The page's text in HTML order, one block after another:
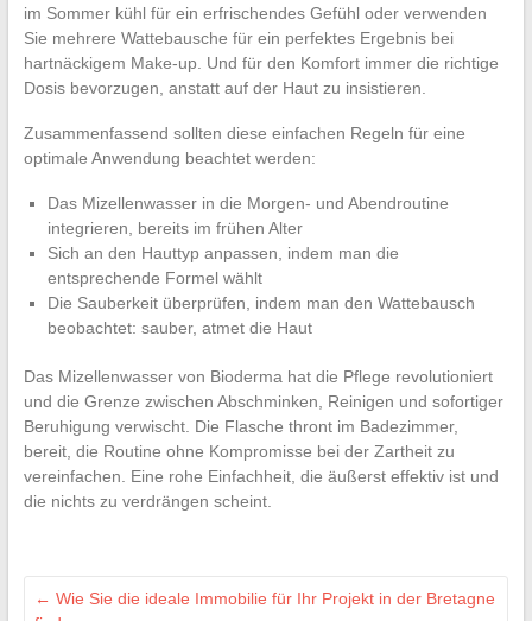
im Sommer kühl für ein erfrischendes Gefühl oder verwenden
Sie mehrere Wattebausche für ein perfektes Ergebnis bei
hartnäckigem Make-up. Und für den Komfort immer die richtige
Dosis bevorzugen, anstatt auf der Haut zu insistieren.
Zusammenfassend sollten diese einfachen Regeln für eine
optimale Anwendung beachtet werden:
Das Mizellenwasser in die Morgen- und Abendroutine
integrieren, bereits im frühen Alter
Sich an den Hauttyp anpassen, indem man die
entsprechende Formel wählt
Die Sauberkeit überprüfen, indem man den Wattebausch
beobachtet: sauber, atmet die Haut
Das Mizellenwasser von Bioderma hat die Pflege revolutioniert
und die Grenze zwischen Abschminken, Reinigen und sofortiger
Beruhigung verwischt. Die Flasche thront im Badezimmer,
bereit, die Routine ohne Kompromisse bei der Zartheit zu
vereinfachen. Eine rohe Einfachheit, die äußerst effektiv ist und
die nichts zu verdrängen scheint.
← Wie Sie die ideale Immobilie für Ihr Projekt in der Bretagne